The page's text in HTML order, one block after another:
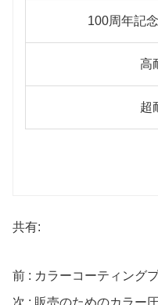
100周年記
高
超
共有:
前 : カラーコーティング
次 : 販売のためのカラー